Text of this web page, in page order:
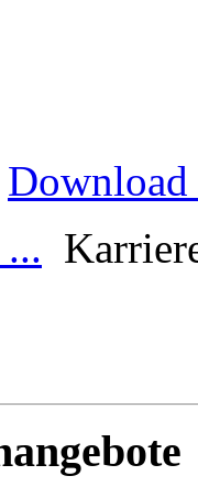
Download